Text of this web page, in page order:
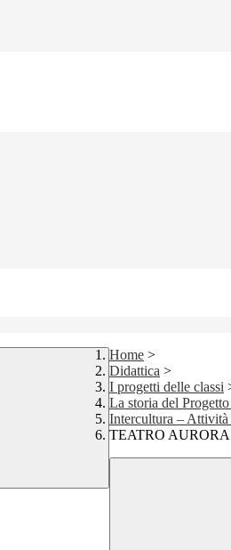
Home >
Didattica >
I progetti delle classi
La storia del
Intercultura – Attività
TEATRO